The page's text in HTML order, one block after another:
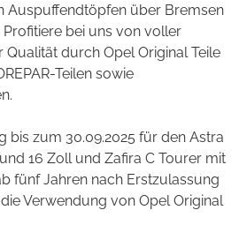
Auspuffendtöpfen über Bremsen
Profitiere bei uns von voller
durch Opel Original Teile
Teilen sowie
bis zum 30.09.2025 für den Astra
16 Zoll und Zafira C Tourer mit
fünf Jahren nach Erstzulassung
Verwendung von Opel Original